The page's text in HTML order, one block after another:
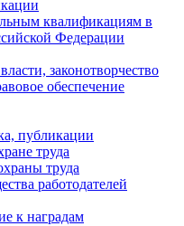
квалификациям в
Федерации
законотворчество
обеспечение
публикации
труда
труда
работодателей
к наградам